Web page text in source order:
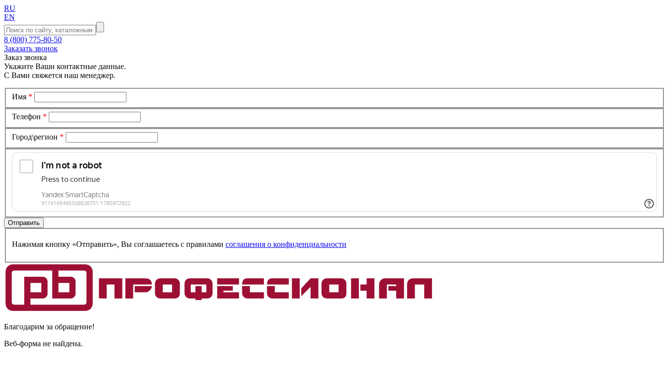
RU
EN
8 (800) 775-80-50
Заказать звонок
Заказ звонка
Укажите Ваши контактные данные.
С Вами свяжется наш менеджер.
Имя *
Телефон *
Город\регион *
Нажимая кнопку «Отправить», Вы соглашаетесь c правилами соглашения о конфиденциальности
Благодарим за обращение!
Веб-форма не найдена.